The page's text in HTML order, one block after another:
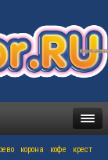
корона кофе крест